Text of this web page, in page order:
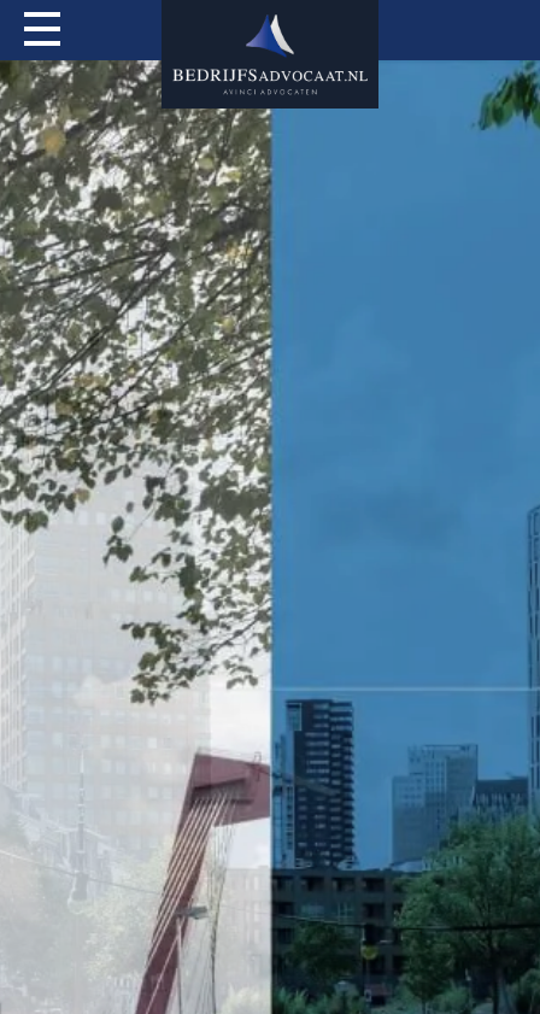
Actueel
Over mij
Expertises
Special Services
Tarieven
Contact